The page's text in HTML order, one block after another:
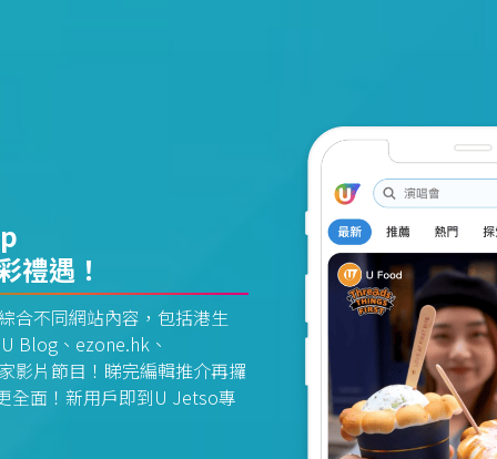
禮遇！
合不同網站內容，包括港生
Blog、ezone.hk、
影片節目！睇完編輯推介再攞
全面！新用戶即到U Jetso專